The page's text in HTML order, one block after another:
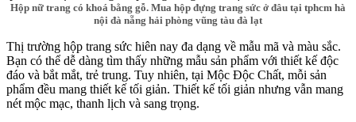
Hộp nữ trang có khoá bằng gỗ. Mua hộp đựng trang sức ở đâu tại tphcm hà
nội đà nẵng hải phòng vũng tàu đà lạt
Thị trường hộp trang sức hiên nay đa dạng về mẫu mã và màu sắc.
Bạn có thể dễ dàng tìm thấy những mẫu sản phẩm với thiết kế độc
đáo và bắt mắt, trẻ trung. Tuy nhiên, tại Mộc Độc Chất, mỗi sản
phẩm đều mang thiết kế tối giản. Thiết kế tối giản nhưng vẫn mang
nét mộc mạc, thanh lịch và sang trọng.